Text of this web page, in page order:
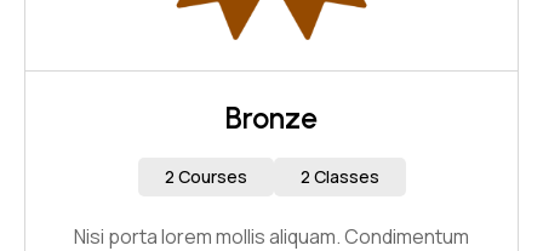
Bronze
2 Courses 2 Classes
Nisi porta lorem mollis aliquam. Condimentum